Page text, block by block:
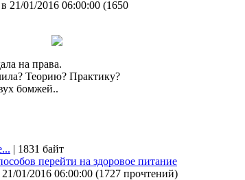
в 21/01/2016 06:00:00 (1650
на права.
Теорию? Практику?
бомжей..
| 1831 байт
перейти на здоровое питание
21/01/2016 06:00:00 (1727 прочтений)